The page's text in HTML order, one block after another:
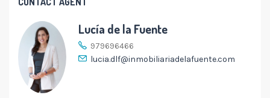
Lucía de la Fuente
979696466
lucia.dlf@inmobiliariadelafuente.com